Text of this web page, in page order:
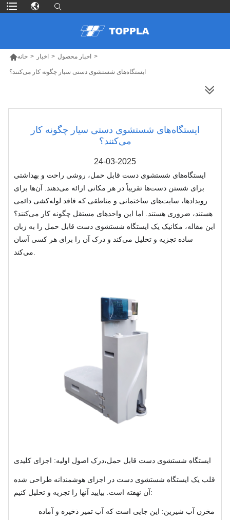
خانه > اخبار > اخبار محصول >
ایستگاه‌های شستشوی دستی سیار چگونه کار می‌کنند؟
ایستگاه‌های شستشوی دستی سیار چگونه کار
می‌کنند؟
24-03-2025
ایستگاه‌های شستشوی دست قابل حمل، روشی راحت و بهداشتی
برای شستن دست‌ها تقریباً در هر مکانی ارائه می‌دهند. آن‌ها برای
رویدادها، سایت‌های ساختمانی و مناطقی که فاقد لوله‌کشی دائمی
هستند، ضروری هستند. اما این واحدهای مستقل چگونه کار می‌کنند؟
این مقاله، مکانیک یک ایستگاه شستشوی دست قابل حمل را به زبان
ساده تجزیه و تحلیل می‌کند و درک آن را برای هر کسی آسان
درک اصول اولیه: اجزای کلیدی،ایستگاه شستشوی دست قابل حمل
قلب یک ایستگاه شستشوی دست در اجزای هوشمندانه طراحی شده
آن نهفته است. بیایید آنها را تجزیه و تحلیل کنیم:
مخزن آب شیرین: این جایی است که آب تمیز ذخیره و آماده